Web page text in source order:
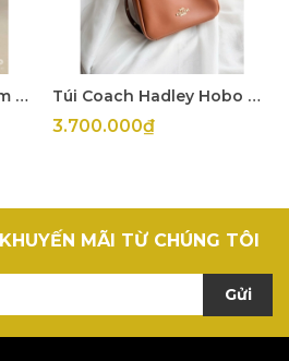
Túi Coach Tabby Denim Tím Túi Coach Hadley Hobo Mini
3.700.000₫
MÃI TỪ CHÚNG TÔI
Gửi